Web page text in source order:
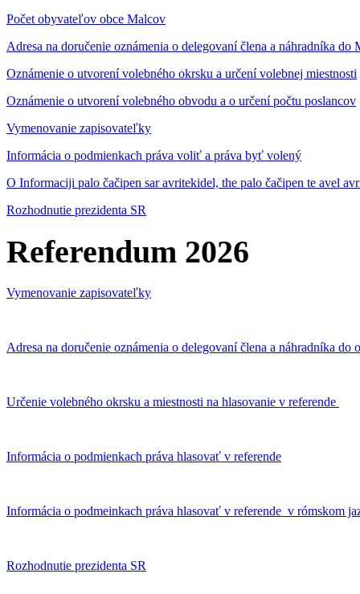
Počet obyvateľov obce Malcov
Adresa na doručenie oznámenia o delegovaní člena a náhradníka
Oznámenie o utvorení volebného okrsku a určení volebnej miestnosti
Oznámenie o utvorení volebného obvodu a o určení počtu poslancov
Vymenovanie zapisovateľky
Informácia o podmienkach práva voliť a práva byť volený
O Informaciji palo čačipen sar avritekidel, the palo čačipen te avel
Rozhodnutie prezidenta SR
Referendum 2026
Vymenovanie zapisovateľky
Adresa na doručenie oznámenia o delegovaní člena a náhradníka
Určenie volebného okrsku a miestnosti na hlasovanie v referende
Informácia o podmienkach práva hlasovať v referende
Informácia o podmeinkach práva hlasovať v referende v rómskom
Rozhodnutie prezidenta SR